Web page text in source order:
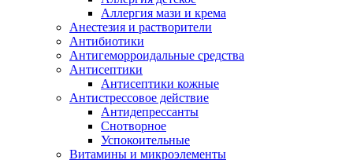
Аллергия мази и крема
Анестезия и растворители
Антибиотики
Антигеморроидальные средства
Антисептики
Антисептики кожные
Антистрессовое действие
Антидепрессанты
Снотворное
Успокоительные
Витамины и микроэлементы